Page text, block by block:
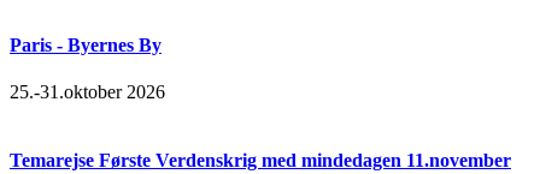
Paris - Byernes By
25.-31.oktober 2026
Temarejse Første Verdenskrig med mindedagen 11.november